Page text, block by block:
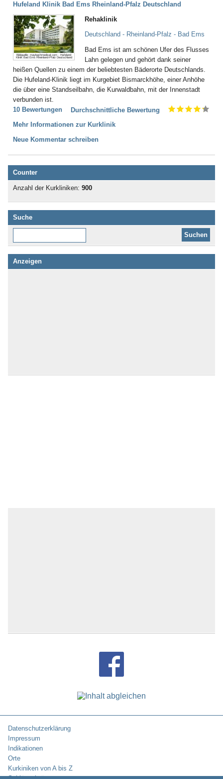
Hufeland Klinik Bad Ems Rheinland-Pfalz Deutschland
Bildquelle: maybachmedical.com - Hufeland
Klinik Bad Ems Rheinland-Pfalz Deutschland
Rehaklinik
Deutschland - Rheinland-Pfalz - Bad Ems
Bad Ems ist am schönen Ufer des Flusses
Lahn gelegen und gehört dank seiner
heißen Quellen zu einem der beliebtesten Bäderorte Deutschlands.
Die Hufeland-Klinik liegt im Kurgebiet Bismarckhöhe, einer Anhöhe
die über eine Standseilbahn, die Kurwaldbahn, mit der Innenstadt
verbunden ist.
10 Bewertungen
Durchschnittliche Bewertung
Mehr Informationen zur Kurklinik
Neue Kommentar schreiben
Counter
Anzahl der Kurkliniken: 900
Suche
Anzeigen
Datenschutzerklärung
Impressum
Indikationen
Orte
Kurkiniken von A bis Z